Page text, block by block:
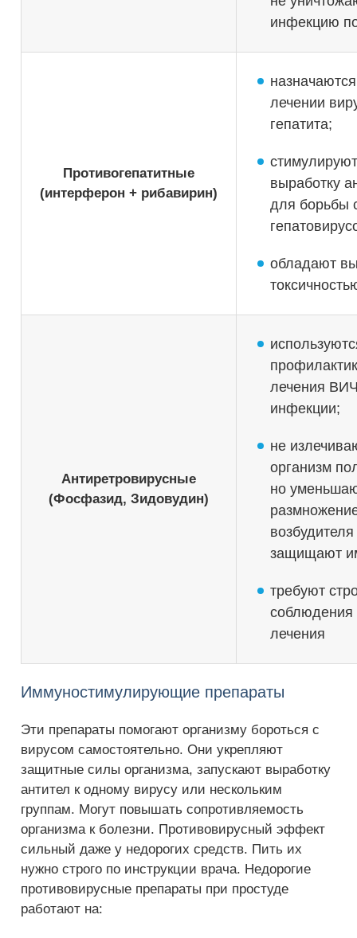
инфекцию
Противогепатитные
(интерферон + рибавирин)
лечении
гепатита;
стимулируют
выработку
для борьбы
обладают
Антиретровирусные
(Фосфазид, Зидовудин)
лечения
инфекции;
не
организм
но
защищают
требуют
соблюдения
лечения
Иммуностимулирующие препараты
Эти препараты помогают организму бороться с
вирусом самостоятельно. Они укрепляют
защитные силы организма, запускают выработку
антител к одному вирусу или нескольким
группам. Могут повышать сопротивляемость
организма к болезни. Противовирусный эффект
сильный даже у недорогих средств. Пить их
нужно строго по инструкции врача. Недорогие
противовирусные препараты при простуде
работают на: